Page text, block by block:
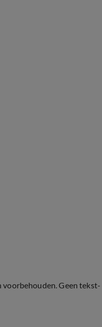
voorbehouden. Geen tekst-